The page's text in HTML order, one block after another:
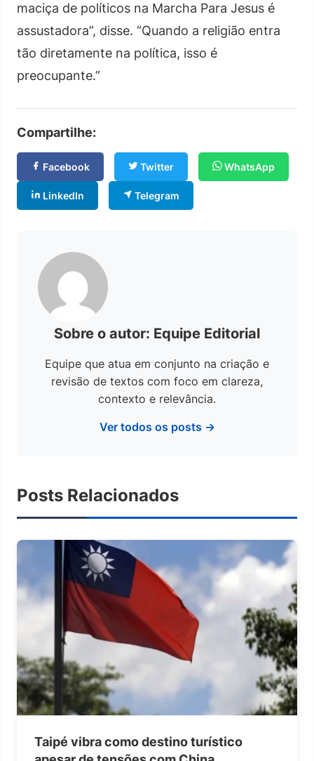
maciça de políticos na Marcha Para Jesus é
assustadora”, disse. “Quando a religião entra
tão diretamente na política, isso é
preocupante.”
Compartilhe:
Facebook Twitter WhatsApp
LinkedIn Telegram
Sobre o autor: Equipe Editorial
Equipe que atua em conjunto na criação e
revisão de textos com foco em clareza,
contexto e relevância.
Ver todos os posts →
Posts Relacionados
Taipé vibra como destino turístico